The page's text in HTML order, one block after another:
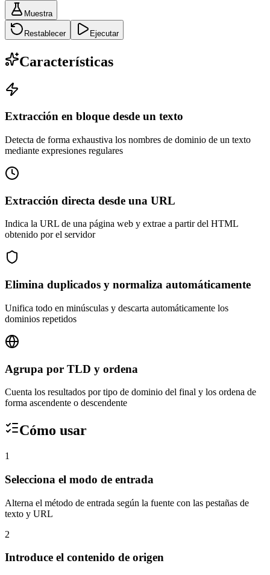
Muestra
Restablecer Ejecutar
Características
Extracción en bloque desde un texto
Detecta de forma exhaustiva los nombres de dominio de un texto
mediante expresiones regulares
Extracción directa desde una URL
Indica la URL de una página web y extrae a partir del HTML
obtenido por el servidor
Elimina duplicados y normaliza automáticamente
Unifica todo en minúsculas y descarta automáticamente los
dominios repetidos
Agrupa por TLD y ordena
Cuenta los resultados por tipo de dominio del final y los ordena de
forma ascendente o descendente
Cómo usar
1
Selecciona el modo de entrada
Alterna el método de entrada según la fuente con las pestañas de
texto y URL
2
Introduce el contenido de origen